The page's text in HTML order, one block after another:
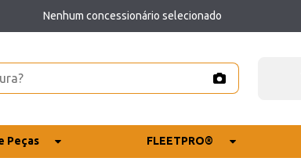
Nenhum concessionário selecionado
Peças FLEETPRO®